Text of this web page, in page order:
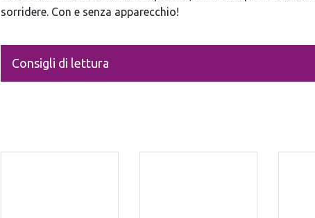
sorridere. Con e senza apparecchio!
Consigli di lettura